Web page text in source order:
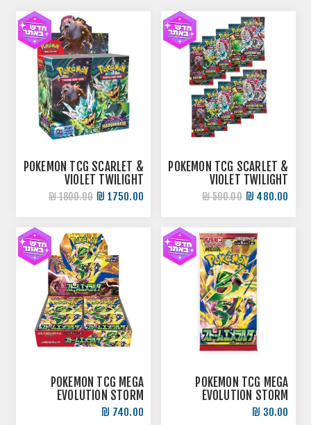
POKEMON TCG SCARLET &
VIOLET TWILIGHT
MASQUERADE 10
480.00 ₪
500.00 ₪
POKEMON TCG SCARLET &
VIOLET TWILIGHT
MASQUERADE BOOSTER
1750.00 ₪
1800.00 ₪
POKEMON TCG MEGA
EVOLUTION STORM
EMERALDA BOOSTER PACK
30.00 ₪
POKEMON TCG MEGA
EVOLUTION STORM
EMERALDA BOOSTER BOX
740.00 ₪